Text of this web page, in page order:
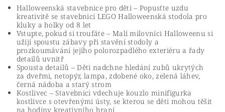
Halloweenská stavebnice pro děti – Popusťte uzdu
kreativitě se stavebnicí LEGO Halloweenská stodola pro
kluky a holky od 8 let
Vstupte, pokud si troufáte – Malí milovníci Halloweenu si
užijí spoustu zábavy při stavění stodoly a
prozkoumávání jejího polorozpadlého exteriéru a řady
detailů uvnitř
Spousta detailů – Děti nadchne hledání zubů ukrytých
za dveřmi, netopýr, lampa, zdobené oko, zelená láhev,
černá nádoba a starý strom
Kostlivec – Stavebnici vdechuje kouzlo minifigurka
kostlivce s otevřenými ústy, se kterou se děti mohou těšit
na hodiny kreativního hraní